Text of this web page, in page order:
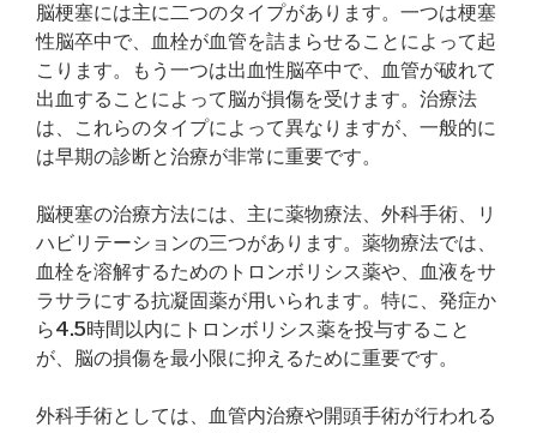
脳梗塞には主に二つのタイプがあります。一つは梗塞
性脳卒中で、血栓が血管を詰まらせることによって起
こります。もう一つは出血性脳卒中で、血管が破れて
出血することによって脳が損傷を受けます。治療法
は、これらのタイプによって異なりますが、一般的に
は早期の診断と治療が非常に重要です。
脳梗塞の治療方法には、主に薬物療法、外科手術、リ
ハビリテーションの三つがあります。薬物療法では、
血栓を溶解するためのトロンボリシス薬や、血液をサ
ラサラにする抗凝固薬が用いられます。特に、発症か
ら4.5時間以内にトロンボリシス薬を投与すること
が、脳の損傷を最小限に抑えるために重要です。
外科手術としては、血管内治療や開頭手術が行われる